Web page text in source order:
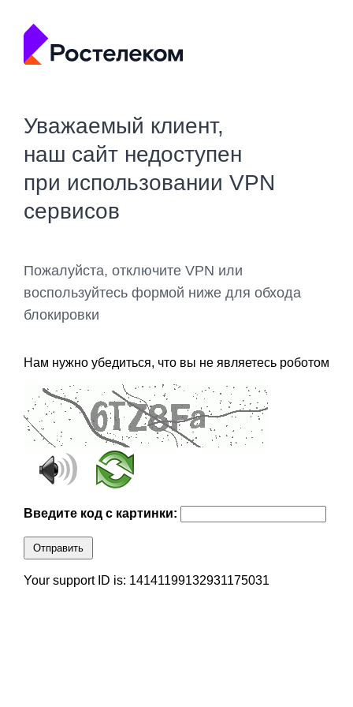
Уважаемый клиент,
наш сайт недоступен
при использовании VPN
сервисов
Пожалуйста, отключите VPN или
воспользуйтесь формой ниже для обхода
блокировки
Нам нужно убедиться, что вы не являетесь роботом
Введите код с картинки:
Отправить
Your support ID is: 14141199132931175031